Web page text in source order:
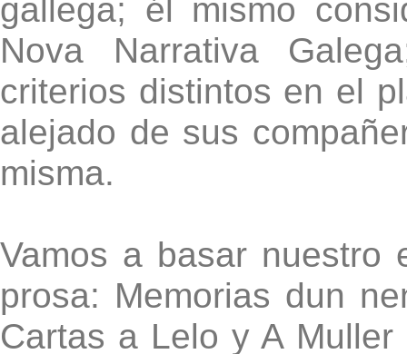
gallega; él mismo
Nova Narrativa
criterios distintos en el
alejado de sus
misma.
Vamos a basar nuestro
prosa: Memorias dun
Cartas a Lelo y A